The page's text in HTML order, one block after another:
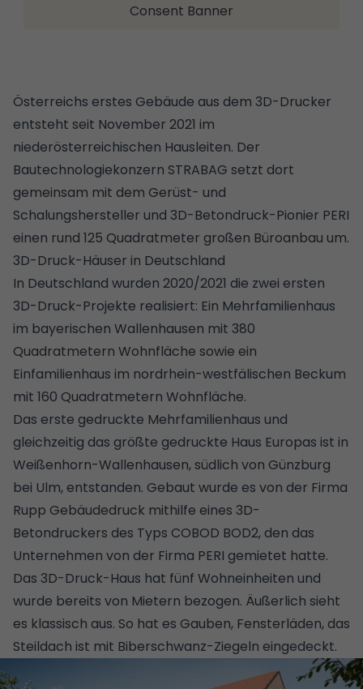
Consent Banner
Österreichs erstes Gebäude aus dem 3D-Drucker
entsteht seit November 2021 im
niederösterreichischen Hausleiten. Der
Bautechnologiekonzern STRABAG setzt dort
gemeinsam mit dem Gerüst- und
Schalungshersteller und 3D-Betondruck-Pionier PERI
einen rund 125 Quadratmeter großen Büroanbau um.
3D-Druck-Häuser in Deutschland
In Deutschland wurden 2020/2021 die zwei ersten
3D-Druck-Projekte realisiert: Ein Mehrfamilienhaus
im bayerischen Wallenhausen mit 380
Quadratmetern Wohnfläche sowie ein
Einfamilienhaus im nordrhein-westfälischen Beckum
mit 160 Quadratmetern Wohnfläche.
Das erste gedruckte Mehrfamilienhaus und
gleichzeitig das größte gedruckte Haus Europas ist in
Weißenhorn-Wallenhausen, südlich von Günzburg
bei Ulm, entstanden. Gebaut wurde es von der Firma
Rupp Gebäudedruck mithilfe eines 3D-
Betondruckers des Typs COBOD BOD2, den das
Unternehmen von der Firma PERI gemietet hatte.
Das 3D-Druck-Haus hat fünf Wohneinheiten und
wurde bereits von Mietern bezogen. Äußerlich sieht
es klassisch aus. So hat es Gauben, Fensterläden, das
Steildach ist mit Biberschwanz-Ziegeln eingedeckt.